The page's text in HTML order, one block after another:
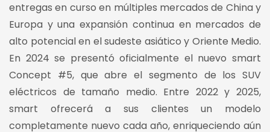
entregas en curso en múltiples mercados de China y
Europa y una expansión continua en mercados de
alto potencial en el sudeste asiático y Oriente Medio.
En 2024 se presentó oficialmente el nuevo smart
Concept #5, que abre el segmento de los SUV
eléctricos de tamaño medio. Entre 2022 y 2025,
smart ofrecerá a sus clientes un modelo
completamente nuevo cada año, enriqueciendo aún